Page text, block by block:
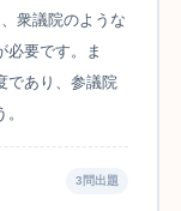
衆議院のような
必要です。ま
であり、参議院
3問出題